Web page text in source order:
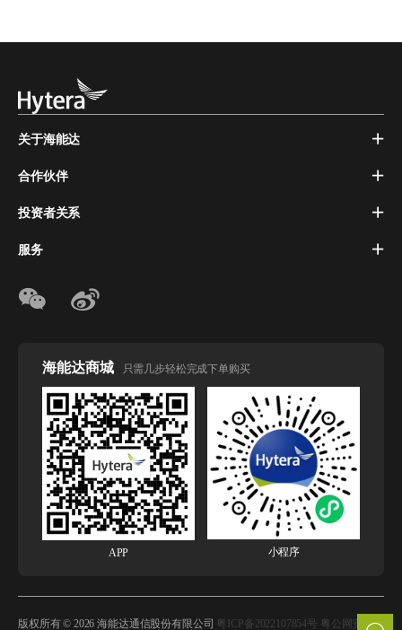
关于海能达
合作伙伴
投资者关系
服务
海能达商城 只需几步轻松完成下单购买
APP 小程序
版权所有 © 2026 海能达通信股份有限公司 粤ICP备2022107854号 粤公网安备